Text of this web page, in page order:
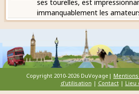
ses tourelles, est
immanquablement les
Copyright 2010-2026 DuVoyage|
d'utilisation | Contact| Lieu